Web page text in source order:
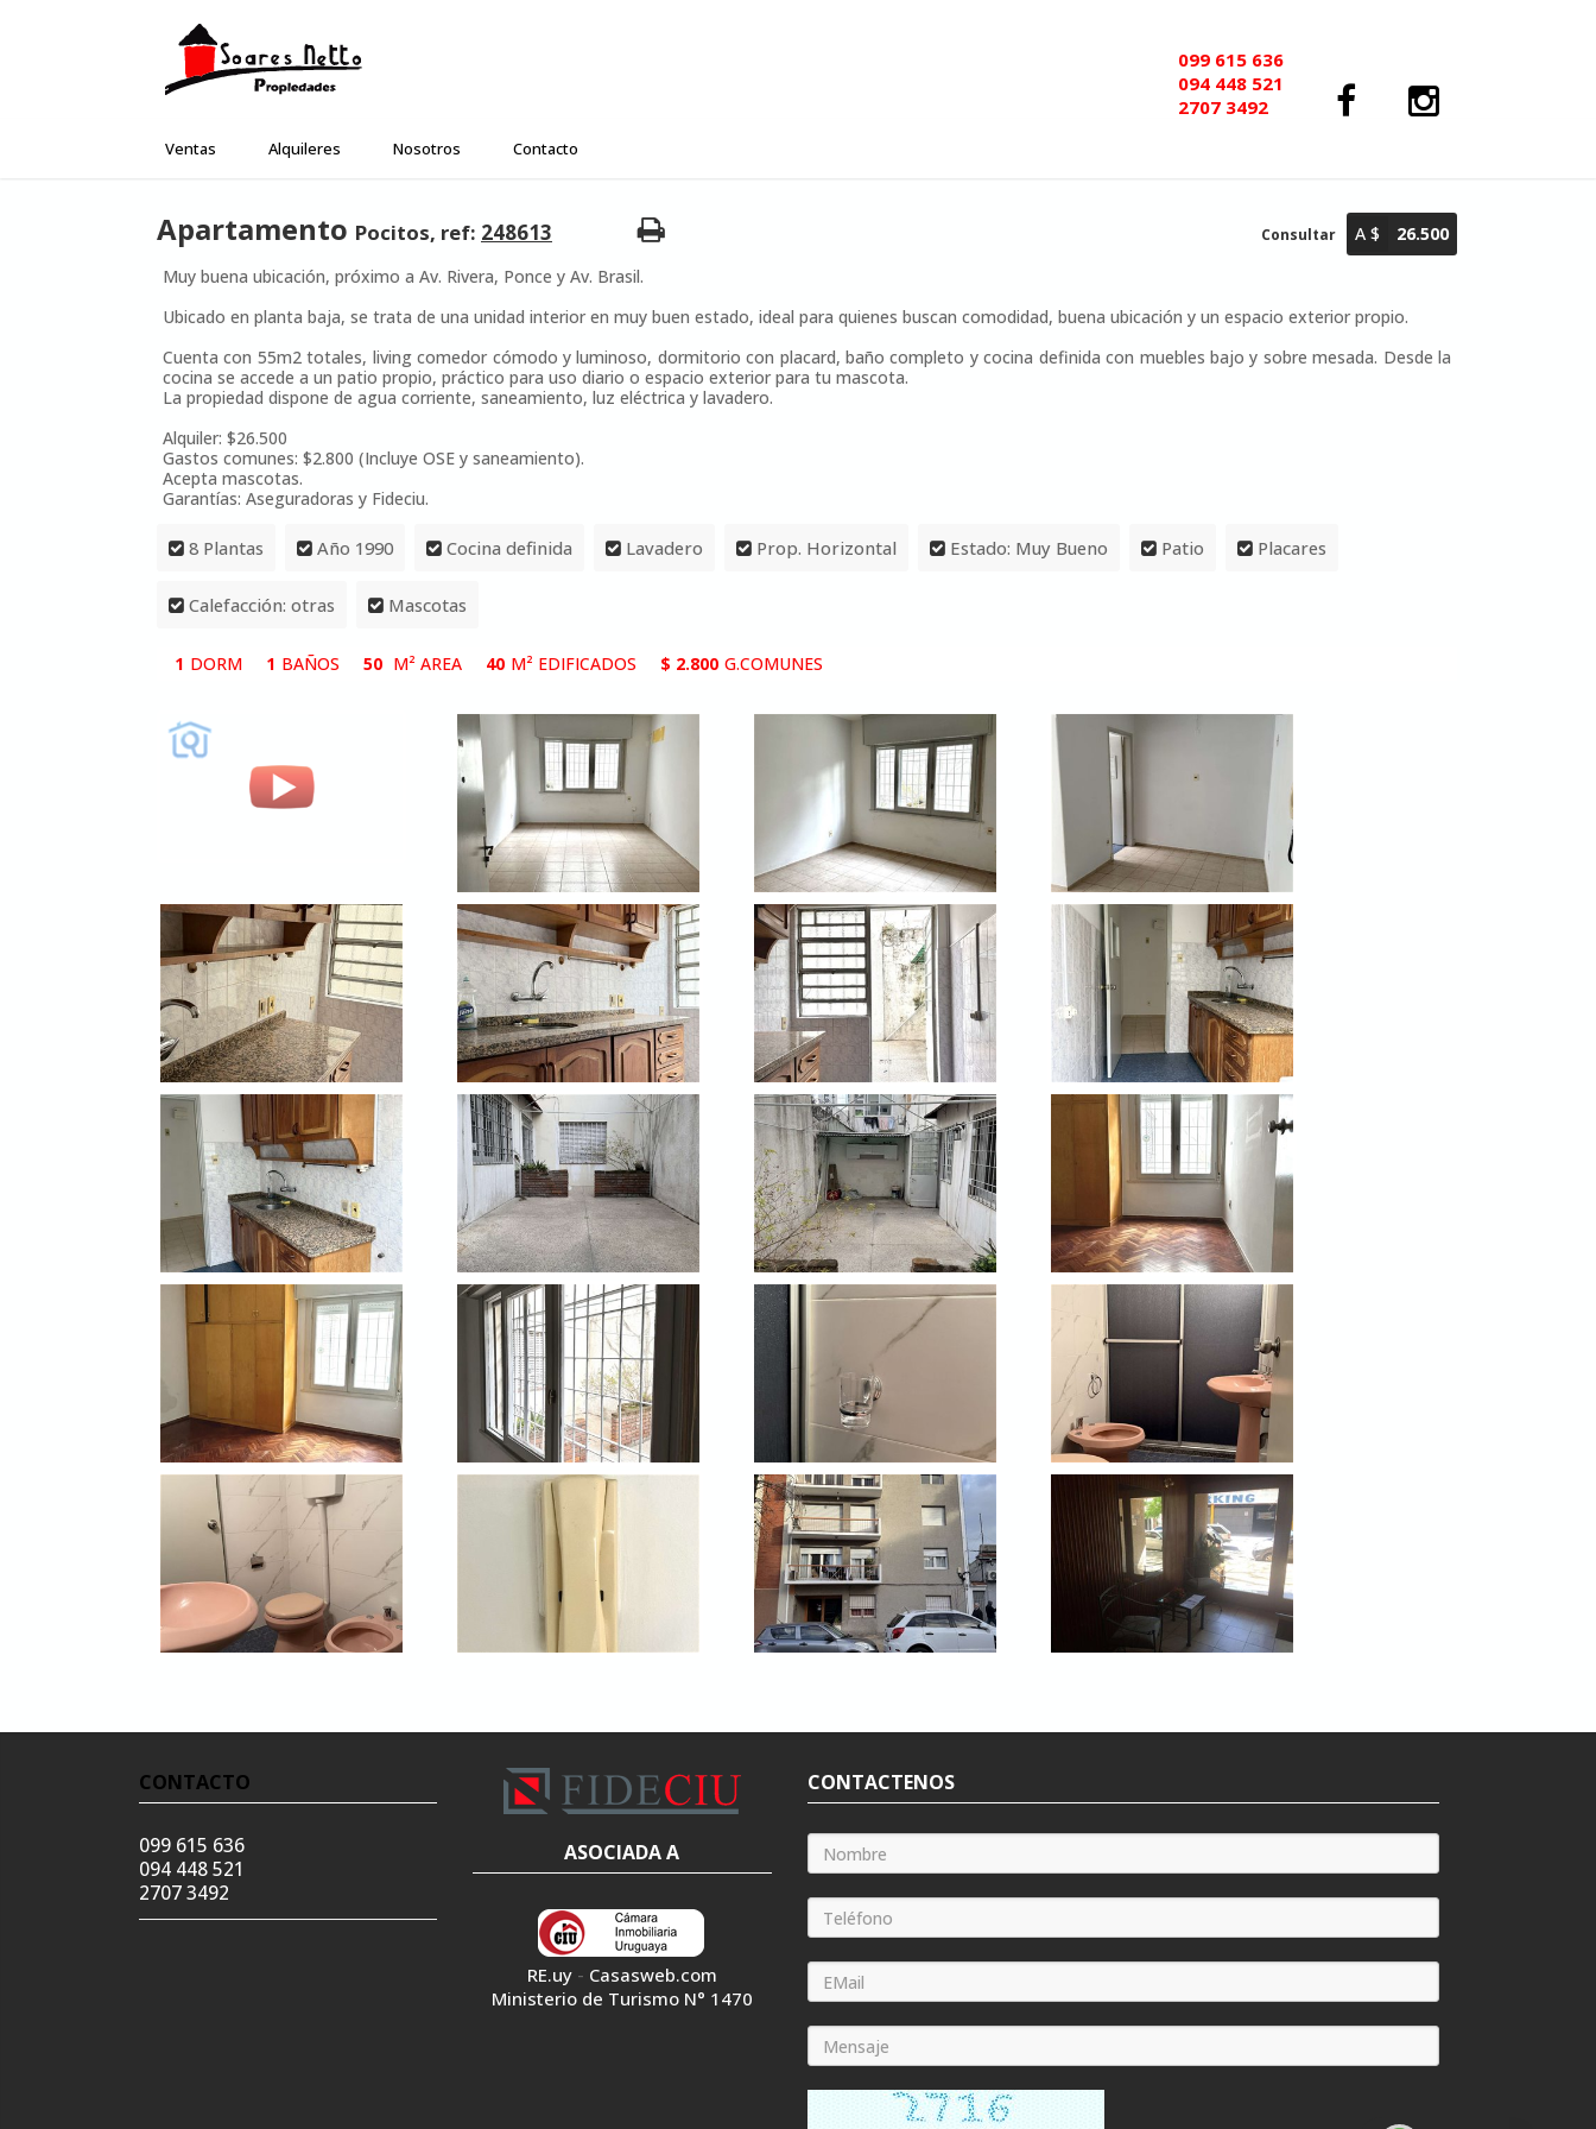
099 615 636
094 448 521
2707 3492
Ventas Alquileres Nosotros Contacto
Apartamento Pocitos, ref: 248613 Consultar A $
26.500
Muy buena ubicación, próximo a Av. Rivera, Ponce y Av. Brasil.
Ubicado en planta baja, se trata de una unidad interior en muy buen estado, ideal para quienes buscan comodidad, buena ubicación y un espacio exterior propio.
Cuenta con 55m2 totales, living comedor cómodo y luminoso, dormitorio con placard, baño completo y cocina definida con muebles bajo y sobre mesada. Desde la
cocina se accede a un patio propio, práctico para uso diario o espacio exterior para tu mascota.
La propiedad dispone de agua corriente, saneamiento, luz eléctrica y lavadero.
Alquiler: $26.500
Gastos comunes: $2.800 (Incluye OSE y saneamiento).
Acepta mascotas.
Garantías: Aseguradoras y Fideciu.
8 Plantas Año 1990 Cocina definida Lavadero Prop. Horizontal Estado: Muy Bueno Patio Placares
Calefacción: otras Mascotas
1 DORM 1 BAÑOS 50 M² AREA 40 M² EDIFICADOS $ 2.800 G.COMUNES
CONTACTO
099 615 636
094 448 521
2707 3492
ASOCIADA A
RE.uy- Casasweb.com
Ministerio de Turismo N° 1470
CONTACTENOS